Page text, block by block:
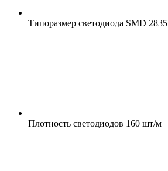
Типоразмер светодиода SMD 2835
Плотность светодиодов 160 шт/м